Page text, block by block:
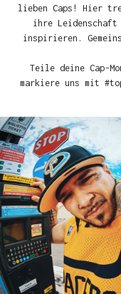
lieben Caps! Hier
ihre
inspirieren.
Teile deine Cap-
markiere uns mit